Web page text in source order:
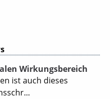
Wirkungsbereich
ist auch dieses